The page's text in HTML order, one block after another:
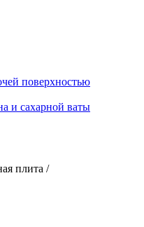
поверхностью
и сахарной ваты
плита /